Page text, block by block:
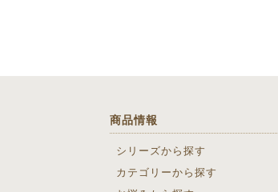
商品情報
シリーズから探す
カテゴリーから探す